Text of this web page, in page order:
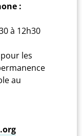
:
à 12h30
les
au